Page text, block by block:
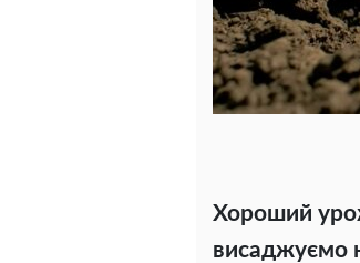
Хороший
висаджуємо